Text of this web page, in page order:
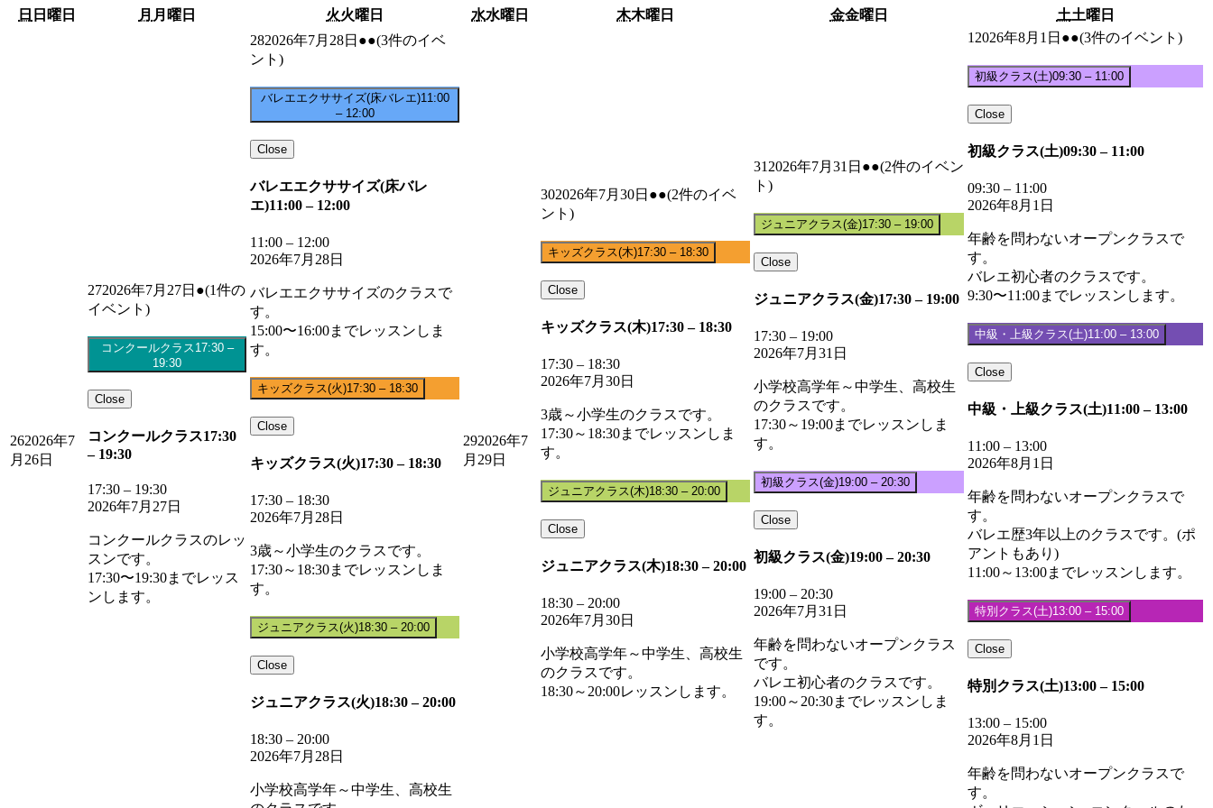
日 日曜日 月 月曜日 火火曜日 水水曜日 木木曜日 金金曜日 土土曜日
262026年7
月26日
272026年7月27日 ●(1件の
イベント)
コンクールクラス 17:30 –
19:30
Close
コンクールクラス17:30
– 19:30
17:30 – 19:30
2026年7月27日
コンクールクラスのレッ
スンです。
17:30〜19:30までレッス
ンします。
282026年7月28日 ●●(3件のイベ
ント)
バレエエクササイズ(床バレエ)11:00
– 12:00
Close
バレエエクササイズ(床バレ
エ)11:00 – 12:00
11:00 – 12:00
2026年7月28日
バレエエクササイズのクラスで
す。
15:00〜16:00までレッスンしま
す。
キッズクラス(火)17:30 – 18:30
Close
キッズクラス(火)17:30 – 18:30
17:30 – 18:30
2026年7月28日
3歳～小学生のクラスです。
17:30～18:30までレッスンしま
す。
ジュニアクラス(火)18:30 – 20:00
Close
ジュニアクラス(火)18:30 – 20:00
18:30 – 20:00
2026年7月28日
小学校高学年～中学生、高校生
292026年7
月29日
302026年7月30日 ●●(2件のイベ
ント)
キッズクラス(木)17:30 – 18:30
Close
キッズクラス(木)17:30 – 18:30
17:30 – 18:30
2026年7月30日
3歳～小学生のクラスです。
17:30～18:30までレッスンしま
す。
ジュニアクラス(木)18:30 – 20:00
Close
ジュニアクラス(木)18:30 – 20:00
18:30 – 20:00
2026年7月30日
小学校高学年～中学生、高校生
のクラスです。
18:30～20:00レッスンします。
31 2026年7月31日 ●●(2件のイベン
ト)
ジュニアクラス(金)17:30 – 19:00
Close
ジュニアクラス(金)17:30 – 19:00
17:30 – 19:00
2026年7月31日
小学校高学年～中学生、高校生
のクラスです。
17:30～19:00までレッスンしま
す。
初級クラス(金)19:00 – 20:30
Close
初級クラス(金)19:00 – 20:30
19:00 – 20:30
2026年7月31日
年齢を問わないオープンクラス
です。
バレエ初心者のクラスです。
19:00～20:30までレッスンしま
す。
1 2026年8月1日 ●●(3件のイベント)
初級クラス(土)09:30 – 11:00
Close
初級クラス(土)09:30 – 11:00
09:30 – 11:00
2026年8月1日
年齢を問わないオープンクラスで
す。
バレエ初心者のクラスです。
9:30〜11:00までレッスンします。
中級・上級クラス(土)11:00 – 13:00
Close
中級・上級クラス(土)11:00 – 13:00
11:00 – 13:00
2026年8月1日
年齢を問わないオープンクラスで
す。
バレエ歴3年以上のクラスです。(ポ
アントもあり)
11:00～13:00までレッスンします。
特別クラス(土)13:00 – 15:00
Close
特別クラス(土)13:00 – 15:00
13:00 – 15:00
2026年8月1日
年齢を問わないオープンクラスで
す。